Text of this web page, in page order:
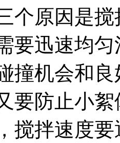
个原因是
要迅速均
撞机会和
要防止小
搅拌速度